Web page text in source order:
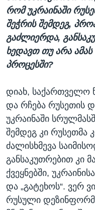
რომ უკრაინაში
შეჭრის შემდეგ,
გაძლიერდა,
ხედავთ თუ არა ამას
პროცესში?
დიახ, საქართველო
და რჩება რუსეთის
უკრაინაში
შემდეგ კი რუსეთმა
ძალისხმევა
განსაკუთრებით კი
ქვეყნებში,
და „გატეხოს“. ვერ
რუსული